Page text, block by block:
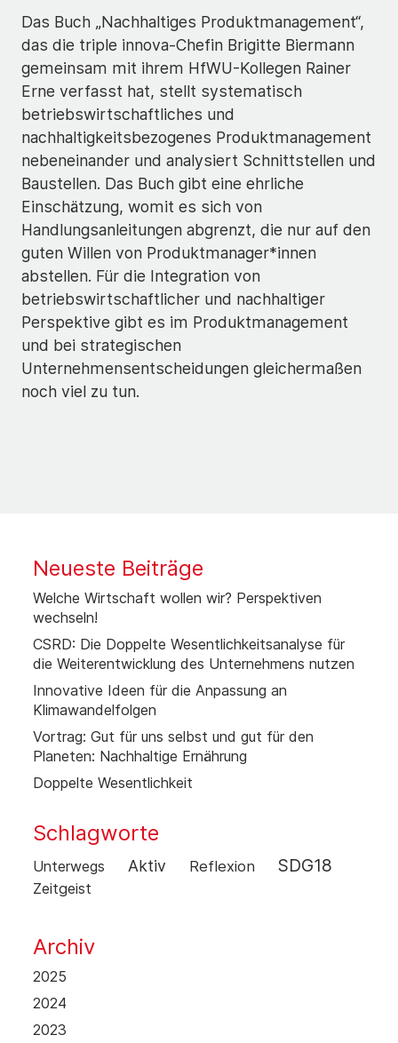
Das Buch „Nachhaltiges Produktmanagement“,
das die triple innova-Chefin Brigitte Biermann
gemeinsam mit ihrem HfWU-Kollegen Rainer
Erne verfasst hat, stellt systematisch
betriebswirtschaftliches und
nachhaltigkeitsbezogenes Produktmanagement
nebeneinander und analysiert Schnittstellen und
Baustellen. Das Buch gibt eine ehrliche
Einschätzung, womit es sich von
Handlungsanleitungen abgrenzt, die nur auf den
guten Willen von Produktmanager*innen
abstellen. Für die Integration von
betriebswirtschaftlicher und nachhaltiger
Perspektive gibt es im Produktmanagement
und bei strategischen
Unternehmensentscheidungen gleichermaßen
noch viel zu tun.
Neueste Beiträge
Welche Wirtschaft wollen wir? Perspektiven
wechseln!
CSRD: Die Doppelte Wesentlichkeitsanalyse für
die Weiterentwicklung des Unternehmens nutzen
Innovative Ideen für die Anpassung an
Klimawandelfolgen
Vortrag: Gut für uns selbst und gut für den
Planeten: Nachhaltige Ernährung
Doppelte Wesentlichkeit
Schlagworte
Unterwegs Aktiv Reflexion SDG18
Zeitgeist
Archiv
2025
2024
2023